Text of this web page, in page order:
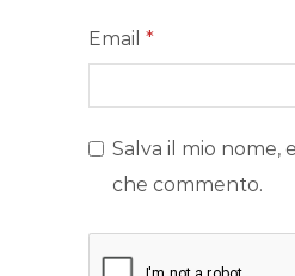
Email *
Salva il mio nome,
che commento.